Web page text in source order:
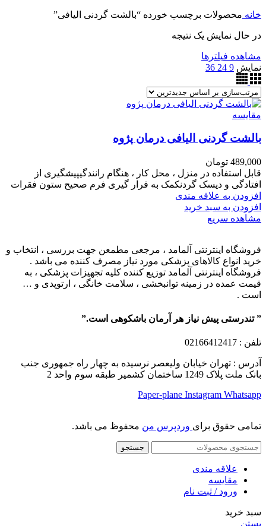
خانه محصولات برچسب خورده “بالشت گردنی الیافی”
در حال نمایش یک نتیجه
مشاهده فیلترها
نمایش 9
24
36
مقایسه
بالشت گردنی الیافی درمان پژوه
489,000 تومان
قابل استفاده در منزل ، محل کار ، هنگام رانندگیپیشگیری از
افتادگی و دیسک گردنکمک به قرار گیری فرم صحیح ستون فقرات
افزودن به علاقه مندی
افزودن به سبد خرید
مشاهده سریع
فروشگاه اینترنتی آلمامد ، مرجعی مطمعن جهت بررسی ، انتخاب و
خرید انواع کالاهای پزشکی مورد نیاز مصرف کننده می باشد .
فروشگاه اینترنتی آلمامد توزیع کننده کلیه تجهیزات پزشکی ، به
قیمت عمده در زمینه توانبخشی ، سلامت خانگی ، ارتوپدی و …
است .
” تندرستی پیش نیاز هر آرمان باشکوهی است.”
تلفن : 02166412417
آدرس : تهران خیابان ولیعصر نرسیده به چهار راه جمهوری جنب
بانک ملت پلاک 1249 ساختمان کشمیر طبقه سوم واحد 2
Paper-plane Instagram Whatsapp
تمامی حقوق برای وردپرس من محفوظ می باشد.
جستجو
علاقه مندی
مقایسه
ورود / ثبت نام
سبد خرید
بستن